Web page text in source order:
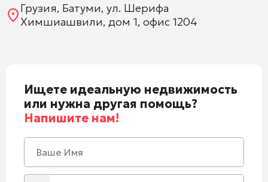
Грузия, Батуми, ул. Шерифа
Химшиашвили, дом 1, офис 1204
Ищете идеальную недвижимость
или нужна другая помощь?
Напишите нам!